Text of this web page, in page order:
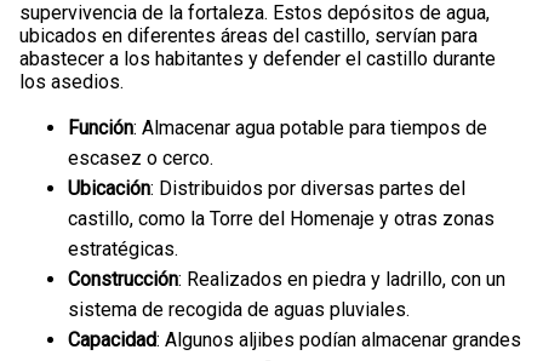
supervivencia de la fortaleza. Estos depósitos de agua,
ubicados en diferentes áreas del castillo, servían para
abastecer a los habitantes y defender el castillo durante
los asedios.
Función: Almacenar agua potable para tiempos de
escasez o cerco.
Ubicación: Distribuidos por diversas partes del
castillo, como la Torre del Homenaje y otras zonas
estratégicas.
Construcción: Realizados en piedra y ladrillo, con un
sistema de recogida de aguas pluviales.
Capacidad: Algunos aljibes podían almacenar grandes